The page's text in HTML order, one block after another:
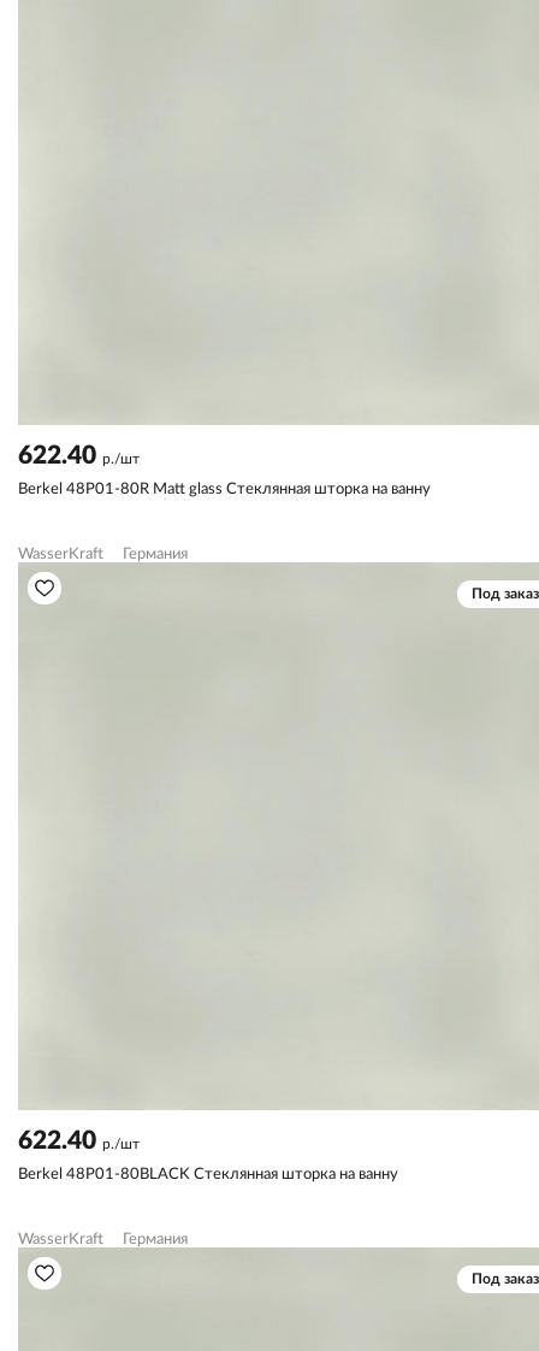
622.40 р./шт
Berkel 48P01-80R Matt glass Стеклянная шторка на ванну
WasserKraft Германия
Под заказ
622.40 р./шт
Berkel 48P01-80BLACK Стеклянная шторка на ванну
WasserKraft Германия
Под заказ